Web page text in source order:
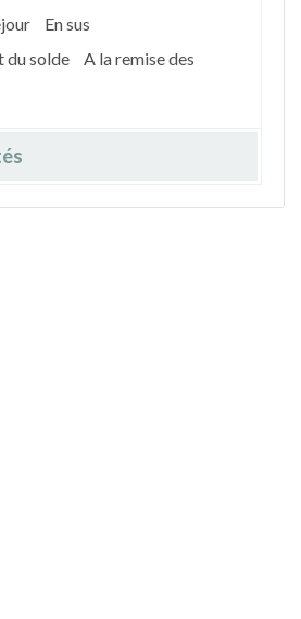
En sus
du solde
A la remise des